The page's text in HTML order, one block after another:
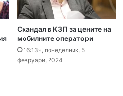
Скандал в КЗП за цените на
мобилните оператори
16:13ч, понеделник, 5
февруари, 2024